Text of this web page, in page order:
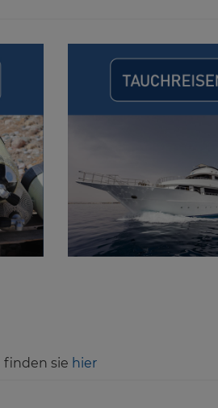
finden sie hier